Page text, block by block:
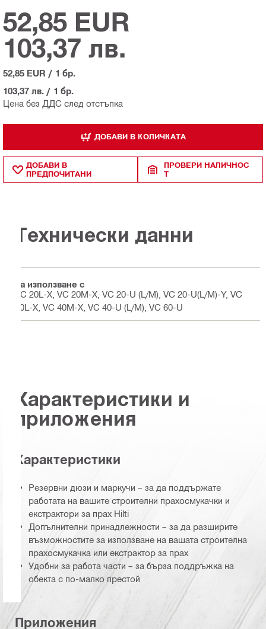
Цена без ДДС след отстъпка
52,85 EUR
103,37 лв.
52,85 EUR / 1 бр.
103,37 лв. / 1 бр.
ДОБАВИ В КОЛИЧКАТА
ДОБАВИ В
ПРЕДПОЧИТАНИ
ПРОВЕРИ НАЛИЧНОС
Т
Технически данни
За използване с
VC 20L-X, VC 20M-X, VC 20-U (L/M), VC 20-U(L/M)-Y, VC
40L-X, VC 40M-X, VC 40-U (L/M), VC 60-U
Характеристики и
приложения
Характеристики
Резервни дюзи и маркучи – за да поддържате
работата на вашите строителни прахосмукачки и
екстрактори за прах Hilti
Допълнителни принадлежности – за да разширите
възможностите за използване на вашата строителна
прахосмукачка или екстрактор за прах
Удобни за работа части – за бърза поддръжка на
обекта с по-малко престой
Приложения